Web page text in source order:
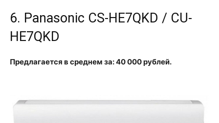
6. Panasonic CS-HE7QKD / CU-
HE7QKD
Предлагается в среднем за: 40 000 рублей.